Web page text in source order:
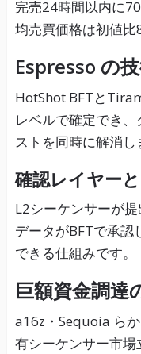
完売24時間以内に
均売買価格は初値比
Espresso の
HotShot BFTと
レベルで確定でき
ストを同時に解消し
確認レイヤー
L2シーケンサーが
データがBFTで承認
できる仕組みです。
巨額資金調達
a16z・Sequoia ら
有シーケンサー市場